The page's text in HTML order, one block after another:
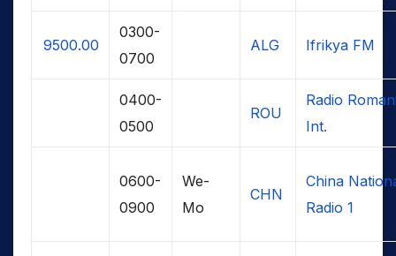
9500.00
0300-
0700
ALG Ifrikya FM
0400-
0500
ROU
Radio
Int.
0600-
0900
We-
Mo
CHN
China
Radio 1